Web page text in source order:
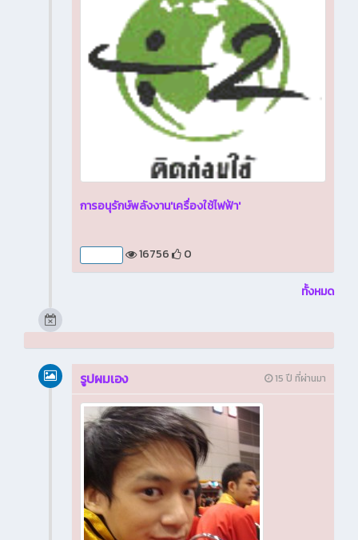
การอนุรักษ์พลังงาน'เครื่องใช้ไฟฟ้า'
16756 0
ทั้งหมด
15 ปี ที่ผ่านมา
รูปผมเอง